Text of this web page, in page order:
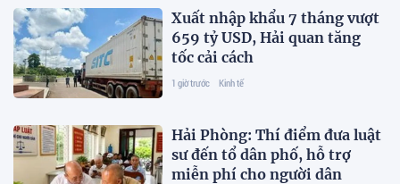
Xuất nhập khẩu 7 tháng vượt
659 tỷ USD, Hải quan tăng
tốc cải cách
1 giờ trước Kinh tế
Hải Phòng: Thí điểm đưa luật
sư đến tổ dân phố, hỗ trợ
miễn phí cho người dân